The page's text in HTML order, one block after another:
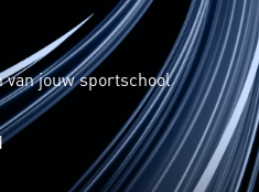
van jouw sportschool